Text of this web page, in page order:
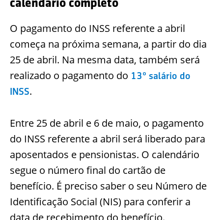
O pagamento do INSS referente a abril
começa na próxima semana, a partir do dia
25 de abril. Na mesma data, também será
realizado o pagamento do 13º salário do
INSS.
Entre 25 de abril e 6 de maio, o pagamento
do INSS referente a abril será liberado para
aposentados e pensionistas. O calendário
segue o número final do cartão de
benefício. É preciso saber o seu Número de
Identificação Social (NIS) para conferir a
data de recebimento do benefício.